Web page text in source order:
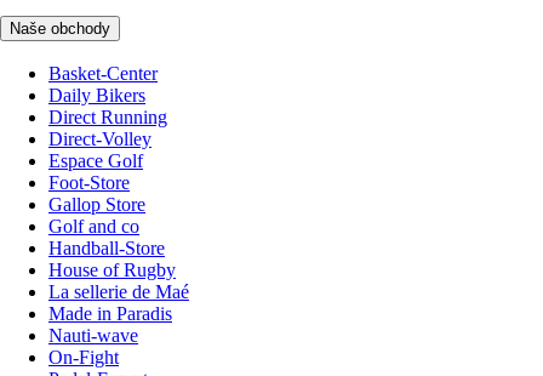
Naše obchody
Basket-Center
Daily Bikers
Direct Running
Direct-Volley
Espace Golf
Foot-Store
Gallop Store
Golf and co
Handball-Store
House of Rugby
La sellerie de Maé
Made in Paradis
Nauti-wave
On-Fight